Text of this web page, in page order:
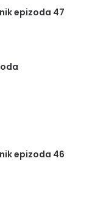
epizoda 47
epizoda 46